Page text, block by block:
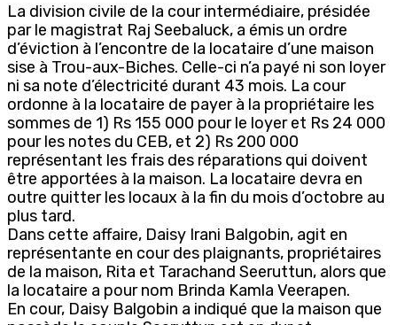
La division civile de la cour intermédiaire, présidée
par le magistrat Raj Seebaluck, a émis un ordre
d’éviction à l’encontre de la locataire d’une maison
sise à Trou-aux-Biches. Celle-ci n’a payé ni son loyer
ni sa note d’électricité durant 43 mois. La cour
ordonne à la locataire de payer à la propriétaire les
sommes de 1) Rs 155 000 pour le loyer et Rs 24 000
pour les notes du CEB, et 2) Rs 200 000
représentant les frais des réparations qui doivent
être apportées à la maison. La locataire devra en
outre quitter les locaux à la fin du mois d’octobre au
plus tard.
Dans cette affaire, Daisy Irani Balgobin, agit en
représentante en cour des plaignants, propriétaires
de la maison, Rita et Tarachand Seeruttun, alors que
la locataire a pour nom Brinda Kamla Veerapen.
En cour, Daisy Balgobin a indiqué que la maison que